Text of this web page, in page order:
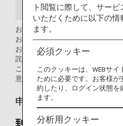
破損 未着・紛失 引
お客様からお預かりした手荷物は
おりますが、場合により破損して
お客様に多大なるご迷惑をお掛け
詫び申し上げます。
このような事態が生じた場合、
意を持って対応いたします。
申告
到着時のご申告
ト閲覧に際して、サー
いただくために以下の情
ます。
必須クッキー
このクッキーは、WEBサ
ために必要です。お客様が
約したり、ログイン状態を
ます。
分析用クッキー